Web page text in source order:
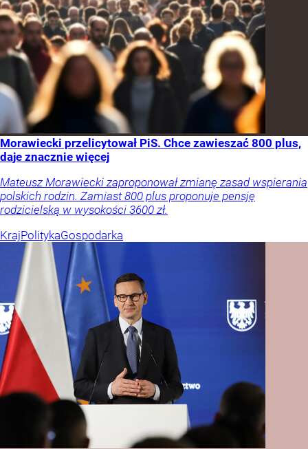
Morawiecki przelicytował PiS. Chce zawieszać 800 plus,
daje znacznie więcej
Mateusz Morawiecki zaproponował zmianę zasad wspierania
polskich rodzin. Zamiast 800 plus proponuje pensję
rodzicielską w wysokości 3600 zł.
KrajPolitykaGospodarka